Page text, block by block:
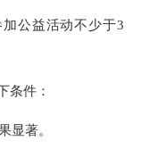
公益活动不少于3
条件：
显著。